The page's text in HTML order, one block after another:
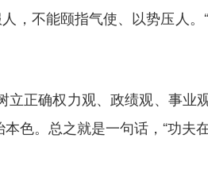
，不能颐指气使、以势压人
正确权力观、政绩观、事
色。总之就是一句话，“功夫在